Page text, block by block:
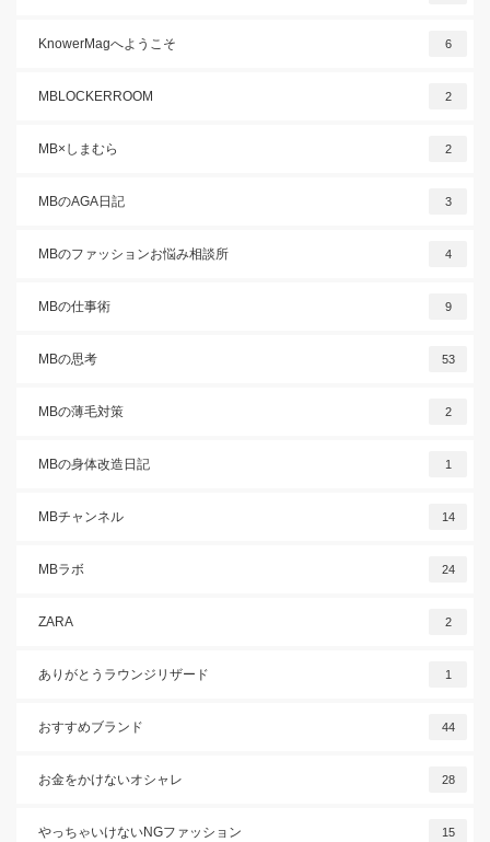
KnowerMagへようこそ 6
MBLOCKERROOM 2
MB×しまむら 2
MBのAGA日記 3
MBのファッションお悩み相談所 4
MBの仕事術 9
MBの思考 53
MBの薄毛対策 2
MBの身体改造日記 1
MBチャンネル 14
MBラボ 24
ZARA 2
ありがとうラウンジリザード 1
おすすめブランド 44
お金をかけないオシャレ 28
やっちゃいけないNGファッション 15